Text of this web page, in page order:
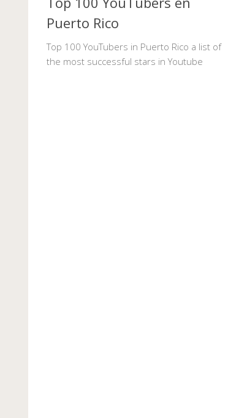
Puerto Rico
Top 100 YouTubers in Puerto Rico a list of
the most successful stars in Youtube